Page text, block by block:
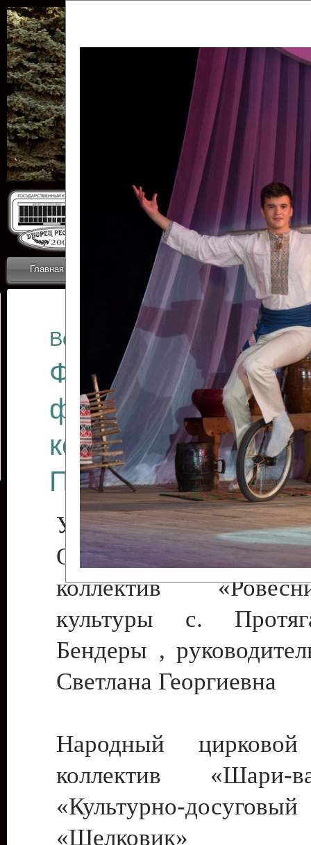
Главная Коллективы Новости
ОТЧЕТЫ ГКЦ
Все отчеты
Финал
фестиваля
коллективов
Приднестровского
Участники фестиваля:
Образцовый
коллектив
культуры с.
Бендеры ,
Светлана Георгиевна
Народный цирковой
коллектив
«Культурно-
«Шелковик»